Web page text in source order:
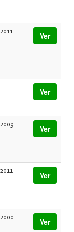
2011 Ver
Ver
2009 Ver
2011 Ver
2000 Ver